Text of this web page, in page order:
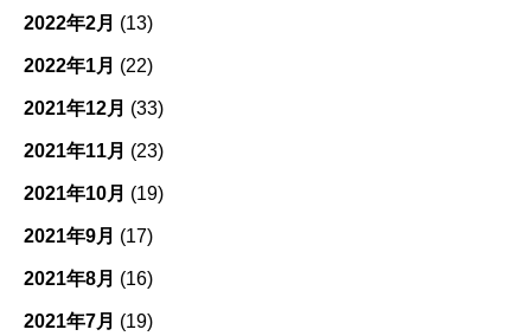
2022年2月 (13)
2022年1月 (22)
2021年12月 (33)
2021年11月 (23)
2021年10月 (19)
2021年9月 (17)
2021年8月 (16)
2021年7月 (19)